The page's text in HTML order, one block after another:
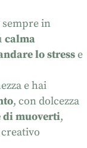
sempre in
calma
lo stress e
e hai
, con dolcezza
di muoverti,